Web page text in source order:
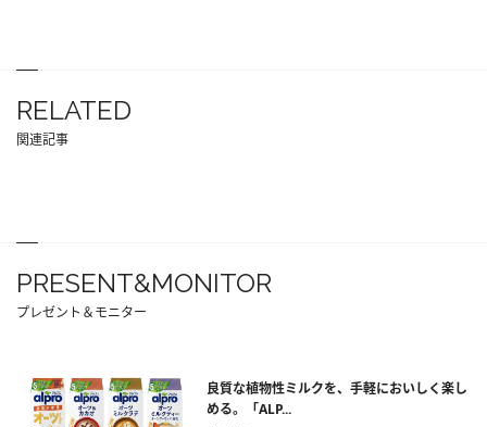
RELATED
関連記事
PRESENT&MONITOR
プレゼント＆モニター
良質な植物性ミルクを、手軽においしく楽し
める。「ALP...